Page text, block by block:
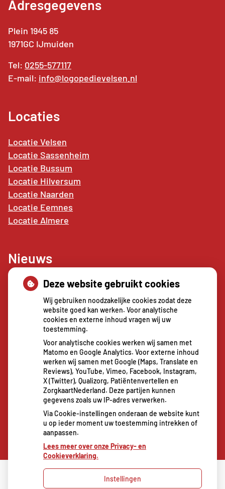
Adresgegevens
Plein 1945 85
1971GC IJmuiden
Tel: 0255-577117
E-mail: info@logopedievelsen.nl
Locaties
Locatie Velsen
Locatie Sassenheim
Locatie Bussum
Locatie Hilversum
Locatie Naarden
Locatie Eemnes
Locatie Almere
Nieuws
Sterke buikspieren zonder sportschool? Deze 7
activiteiten doen het werk stiekem voor jou
CZ vergoedt zorg van twee gespecialiseerde
revalidatieartsen niet meer
De sleutel tot blijvend afvallen? Dat doe je
volgens onderzoek veel effectiever samen
Spoedeisende hulp zag dit weekend meer
mensen met heup- en polsbreuken binnenkomen
Een recept voor een wandeling: waarom
Erasmus MC patiënten het park in stuurt
Uw Zorg Online|Beheer
Deze website gebruikt cookies
Wij gebruiken noodzakelijke cookies zodat deze
website goed kan werken. Voor analytische
cookies en externe inhoud vragen wij uw
toestemming.
Voor analytische cookies werken wij samen met
Matomo en Google Analytics. Voor externe inhoud
werken wij samen met Google (Maps, Translate en
Reviews), YouTube, Vimeo, Facebook, Instagram,
X (Twitter), Qualizorg, Patiëntenvertellen en
ZorgkaartNederland. Deze partijen kunnen
gegevens zoals uw IP-adres verwerken.
Via Cookie-instellingen onderaan de website kunt
u op ieder moment uw toestemming intrekken of
aanpassen.
Lees meer over onze Privacy- en
Cookieverklaring.
Instellingen